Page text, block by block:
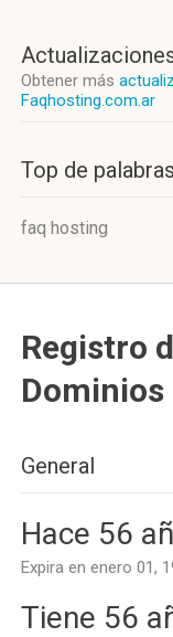
Obtener más
Faqhosting.com.ar
Top de
faq hosting
Registro
Dominios
General
Hace 56
Expira en enero 01,
Tiene 56